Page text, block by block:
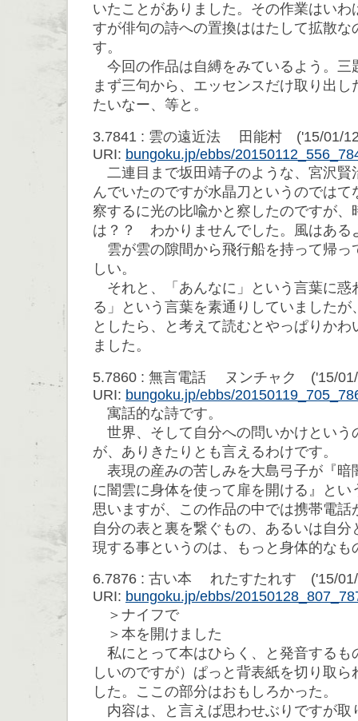
いたことがありました。その作業はいわ
すが俳句の詩への置換ははたして拡散
す。
今回の作品は自縛をみているよう。三
まず三句から、エッセンスだけ取り出
たいなー、等と。
3.7841 : 雲の遠近法 田能村 ('15/01/
URI: bungoku.jp/ebbs/
二連目まで坂田靖子のような、宮沢賢
んでいたのですが水晶刀というのでは
察するに光の比喩かと察したのですが、
は？？ わかりませんでした。風はある
雲が雲の隙間から飛行船を持って帰っ
しい。
それと、「あんなに」という言葉に惑
る」という言葉を素通りしていました
としたら、と考えて読むとやっぱりか
ました。
5.7860 : 無言電話 ヌンチャク ('15/01/
URI: bungoku.jp/ebbs/
寓話的な詩です。
世界、そして自分への問いかけという
が、ありきたりとも言えるわけです。
表現の産みの苦しみを大島弓子が『暗
に闇雲に身体を使って扉を開ける』とい
思いますが、この作品の中では携帯電話
自分の表と裏を繋ぐもの、あるいは自
現する事というのは、もっと身体的なも
6.7876 : 古い本 れたすたれす ('15/01/
URI: bungoku.jp/ebbs/
＞ナイフで
＞本を開けました
私にとって本はひらく、と発音するも
しいのですが）ぱっと背表紙を切り取
した。ここの部分はおもしろかった。
内容は、と言えば思わせぶりですが取